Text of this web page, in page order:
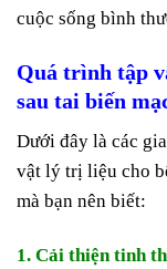
cuộc sống bình
Quá trình tập
sau tai biến
Dưới đây là các
vật lý trị liệu cho
mà bạn nên biết:
1. Cải thiện tinh